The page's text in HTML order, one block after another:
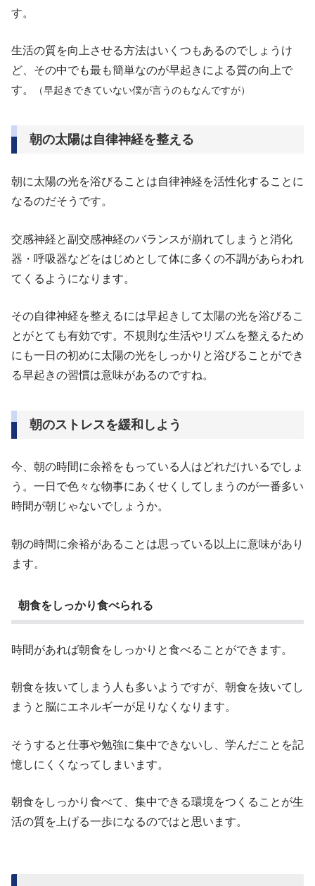
す。
生活の質を向上させる方法はいくつもあるのでしょうけ
ど、その中でも最も簡単なのが早起きによる質の向上で
す。
（早起きできていない僕が言うのもなんですが）
朝の太陽は自律神経を整える
朝に太陽の光を浴びることは自律神経を活性化することに
なるのだそうです。
交感神経と副交感神経のバランスが崩れてしまうと消化
器・呼吸器などをはじめとして体に多くの不調があらわれ
てくるようになります。
その自律神経を整えるには早起きして太陽の光を浴びるこ
とがとても有効です。不規則な生活やリズムを整えるため
にも一日の初めに太陽の光をしっかりと浴びることができ
る早起きの習慣は意味があるのですね。
朝のストレスを緩和しよう
今、朝の時間に余裕をもっている人はどれだけいるでしょ
う。一日で色々な物事にあくせくしてしまうのが一番多い
時間が朝じゃないでしょうか。
朝の時間に余裕があることは思っている以上に意味があり
ます。
朝食をしっかり食べられる
時間があれば朝食をしっかりと食べることができます。
朝食を抜いてしまう人も多いようですが、朝食を抜いてし
まうと脳にエネルギーが足りなくなります。
そうすると仕事や勉強に集中できないし、学んだことを記
憶しにくくなってしまいます。
朝食をしっかり食べて、集中できる環境をつくることが生
活の質を上げる一歩になるのではと思います。